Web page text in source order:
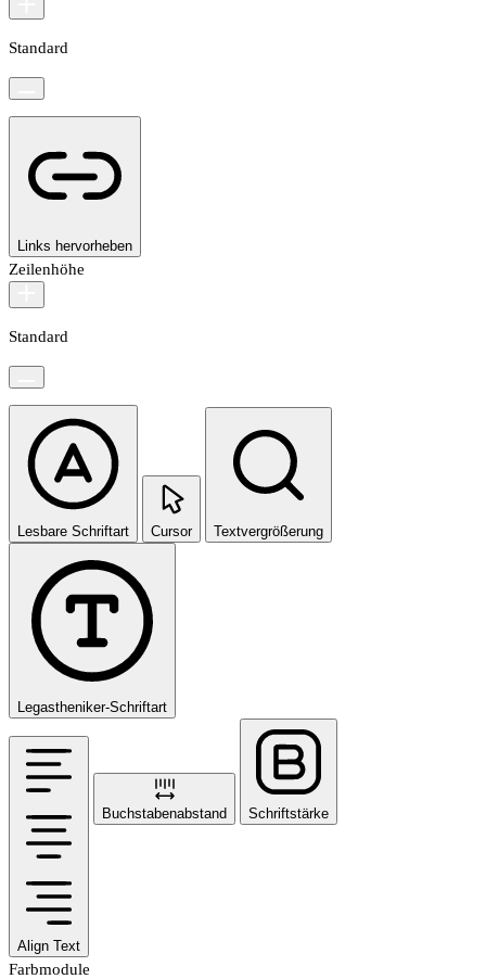
Standard
Links hervorheben
Zeilenhöhe
Standard
Lesbare Schriftart Cursor Textvergrößerung
Legastheniker-Schriftart
Align Text
Buchstabenabstand Schriftstärke
Farbmodule